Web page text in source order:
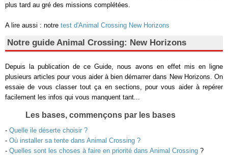
plus tard au gré des missions complétées.
A lire aussi : notre test d'Animal Crossing New Horizons
Notre guide Animal Crossing: New Horizons
Depuis la publication de ce Guide, nous avons en effet mis en ligne
plusieurs articles pour vous aider à bien démarrer dans New Horizons. On
essaie de vous classer tout ça en sections, pour vous aider à repérer
facilement les infos qui vous manquent tant...
Les bases, commençons par les bases
- Quelle ile déserte choisir ?
- Où installer sa tente dans Animal Crossing ?
- Quelles sont les choses à faire en priorité dans Animal Crossing ?